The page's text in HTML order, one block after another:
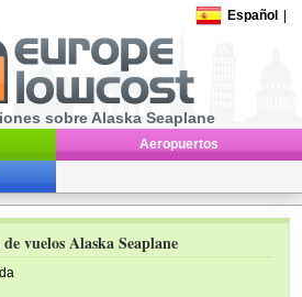
Español
sobre Alaska Seaplane
Aeropuertos
vuelos Alaska Seaplane